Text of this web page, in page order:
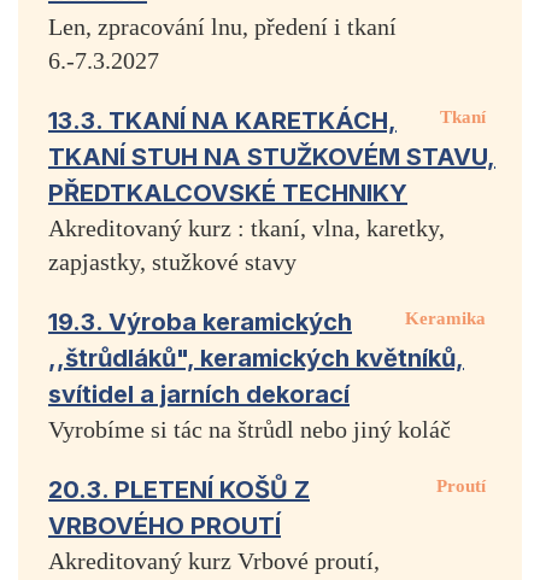
Len, zpracování lnu, předení i tkaní
6.-7.3.2027
Tkaní
13.3. TKANÍ NA KARETKÁCH,
TKANÍ STUH NA STUŽKOVÉM STAVU,
PŘEDTKALCOVSKÉ TECHNIKY
Akreditovaný kurz : tkaní, vlna, karetky,
zapjastky, stužkové stavy
Keramika
19.3. Výroba keramických
,,štrůdláků", keramických květníků,
svítidel a jarních dekorací
Vyrobíme si tác na štrůdl nebo jiný koláč
Proutí
20.3. PLETENÍ KOŠŮ Z
VRBOVÉHO PROUTÍ
Akreditovaný kurz Vrbové proutí,